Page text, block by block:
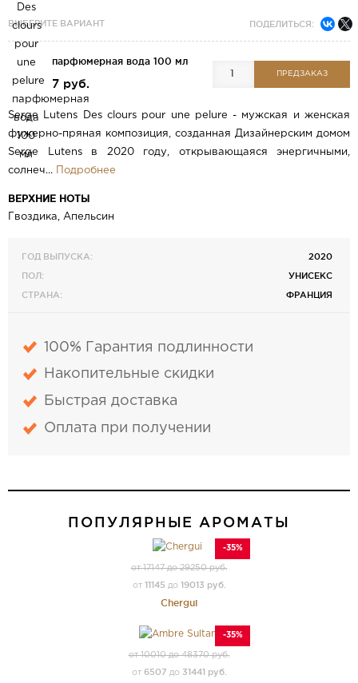
ВЫБЕРИТЕ ВАРИАНТ ПОДЕЛИТЬСЯ:
парфюмерная вода 100 мл
7 руб.
ПРЕДЗАКАЗ
Serge Lutens Des clours pour une pelure - мужская и женская
фужерно-пряная композиция, созданная Дизайнерским домом
Serge Lutens в 2020 году, открывающаяся энергичными,
солнеч... Подробнее
ВЕРХНИЕ НОТЫ
Гвоздика, Апельсин
ГОД ВЫПУСКА:
2020
ПОЛ:
УНИСЕКС
СТРАНА:
ФРАНЦИЯ
100% Гарантия подлинности
Накопительные скидки
Быстрая доставка
Оплата при получении
ПОПУЛЯРНЫЕ АРОМАТЫ
-35%
от 17147 до 29250 руб.
от 11145 до 19013 руб.
Chergui
-35%
от 10010 до 48370 руб.
от 6507 до 31441 руб.